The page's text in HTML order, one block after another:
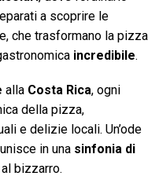
a scoprire le
che trasformano la pizza
incredibile.
alla Costa Rica, ogni
della pizza,
e delizie locali. Un’ode
in una sinfonia di
bizzarro.